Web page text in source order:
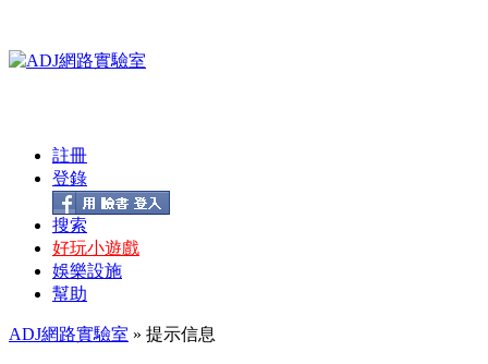
註冊
登錄
搜索
好玩小遊戲
娛樂設施
幫助
ADJ網路實驗室 » 提示信息